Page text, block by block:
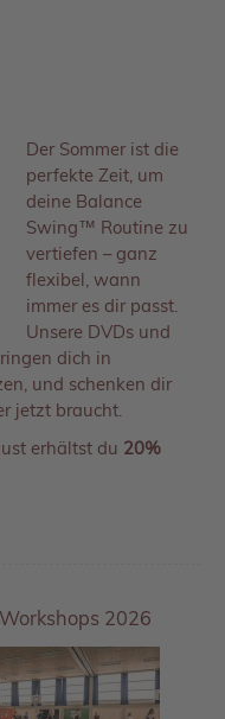
Der Sommer ist die
perfekte Zeit, um
deine Balance
Swing™ Routine zu
vertiefen – ganz
flexibel, wann
immer es dir passt.
Unsere DVDs und
dich in
und schenken dir
jetzt braucht.
erhältst du 20%
2026